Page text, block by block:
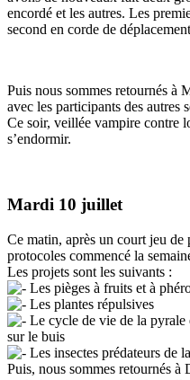
encordé et les autres. Les
second en corde de
Puis nous sommes retournés à
avec les participants des autres
Ce soir, veillée vampire contre
s’endormir.
Mardi 10 juillet
Ce matin, après un court jeu de
protocoles commencé la
Les projets sont les suivants :
Les pièges à fruits et à
Les plantes répulsives
Le cycle de vie de la pyrale
sur le buis
Les insectes prédateurs de
Puis, nous sommes retournés